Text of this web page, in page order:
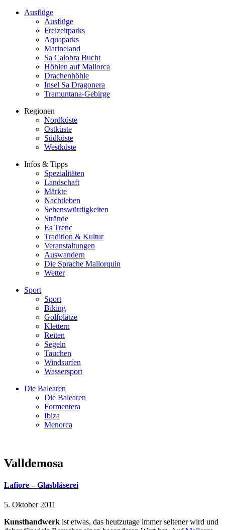
Ausflüge
Ausflüge
Freizeitparks
Aquaparks
Marineland
Sa Calobra Bucht
Höhlen auf Mallorca
Drachenhöhle
Insel Sa Dragonera
Tramuntana-Gebirge
Regionen
Nordküste
Ostküste
Südküste
Westküste
Infos & Tipps
Spezialitäten
Landschaft
Märkte
Nachtleben
Sehenswürdigkeiten
Strände
Es Trenc
Tradition & Kultur
Veranstaltungen
Auswandern
Die Sprache Mallorquin
Wetter
Sport
Sport
Biking
Golfplätze
Klettern
Reiten
Segeln
Tauchen
Windsurfen
Wassersport
Die Balearen
Die Balearen
Formentera
Ibiza
Menorca
Valldemosa
Lafiore – Glasbläserei
5. Oktober 2011
Kunsthandwerk ist etwas, das heutzutage immer seltener wird und